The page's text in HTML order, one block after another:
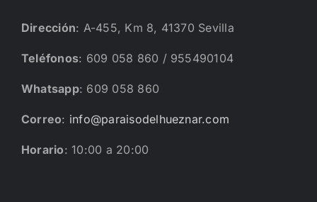
Dirección: A-455, Km 8, 41370 Sevilla
Teléfonos: 609 058 860 / 955490104
Whatsapp: 609 058 860
Correo: info@paraisodelhueznar.com
Horario: 10:00 a 20:00